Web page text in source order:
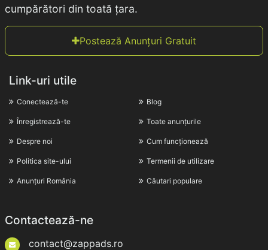
cumpărători din toată țara.
Postează Anunțuri Gratuit
Link-uri utile
Conectează-te
Înregistrează-te
Despre noi
Politica site-ului
Anunțuri România
Blog
Toate anunțurile
Cum funcționează
Termenii de utilizare
Căutari populare
Contactează-ne
contact@zappads.ro